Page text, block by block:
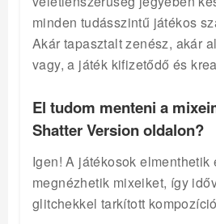
minden tudásszintű játékos
Akár tapasztalt zenész, akár
vagy, a játék kifizetődő és
El tudom menteni a
Shatter Version oldalon?
Igen! A játékosok elmenthetik
megnézhetik mixeiket, így
glitchekkel tarkított